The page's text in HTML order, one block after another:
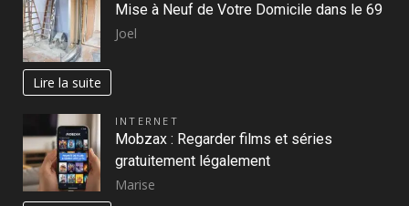
Mise à Neuf de Votre Domicile dans le 69
Joel
Lire la suite
INTERNET
Mobzax : Regarder films et séries
gratuitement légalement
Marise